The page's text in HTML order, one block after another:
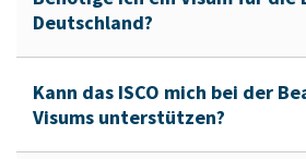
Deutschland?
Kann das ISCO mich bei der
Visums unterstützen?